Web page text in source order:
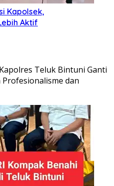
Kapolsek,
Aktif
Teluk Bintuni Ganti
dan